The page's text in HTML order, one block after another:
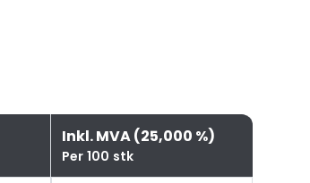
Inkl. MVA (25,000 %)
Per 100 stk